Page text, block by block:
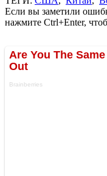
Если вы заметили
нажмите Ctrl+Enter,